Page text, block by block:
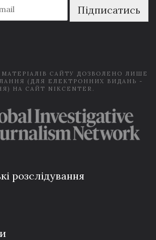
Підписатись
САЙТУ ДОЗВОЛЕНО ЛИШЕ
(ДЛЯ ЕЛЕКТРОННИХ ВИДАНЬ -
НА САЙТ NIKCENTER.
розслідування